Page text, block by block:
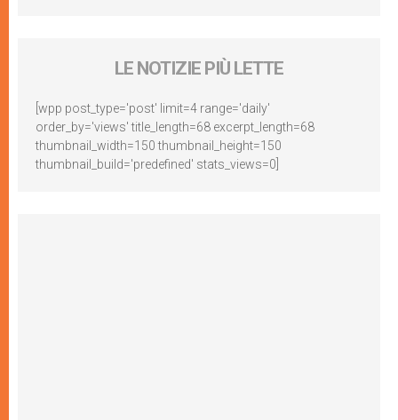
LE NOTIZIE PIÙ LETTE
[wpp post_type='post' limit=4 range='daily'
order_by='views' title_length=68 excerpt_length=68
thumbnail_width=150 thumbnail_height=150
thumbnail_build='predefined' stats_views=0]